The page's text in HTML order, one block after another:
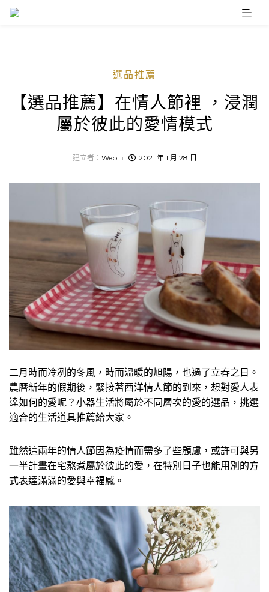
Skip
選品推薦
【選品推薦】在情人節裡 ，浸潤
屬於彼此的愛情模式
建立者： Web 2021 年 1 月 28 日
二月時而冷冽的冬風，時而溫暖的旭陽，也過了立春之日。
農曆新年的假期後，緊接著西洋情人節的到來，想對愛人表
達如何的愛呢？小器生活將屬於不同層次的愛的選品，挑選
適合的生活道具推薦給大家。
雖然這兩年的情人節因為疫情而需多了些顧慮，或許可與另
一半計畫在宅熬煮屬於彼此的愛，在特別日子也能用別的方
式表達滿滿的愛與幸福感。